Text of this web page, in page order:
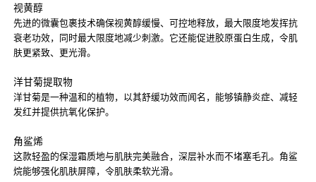
视黄醇
先进的微囊包裹技术确保视黄醇缓慢、可控地释放，最大限度地发挥抗
衰老功效，同时最大限度地减少刺激。它还能促进胶原蛋白生成，令肌
肤更紧致、更光滑。
洋甘菊提取物
洋甘菊是一种温和的植物，以其舒缓功效而闻名，能够镇静炎症、减轻
发红并提供抗氧化保护。
角鲨烯
这款轻盈的保湿霜质地与肌肤完美融合，深层补水而不堵塞毛孔。角鲨
烷能够强化肌肤屏障，令肌肤柔软光滑。